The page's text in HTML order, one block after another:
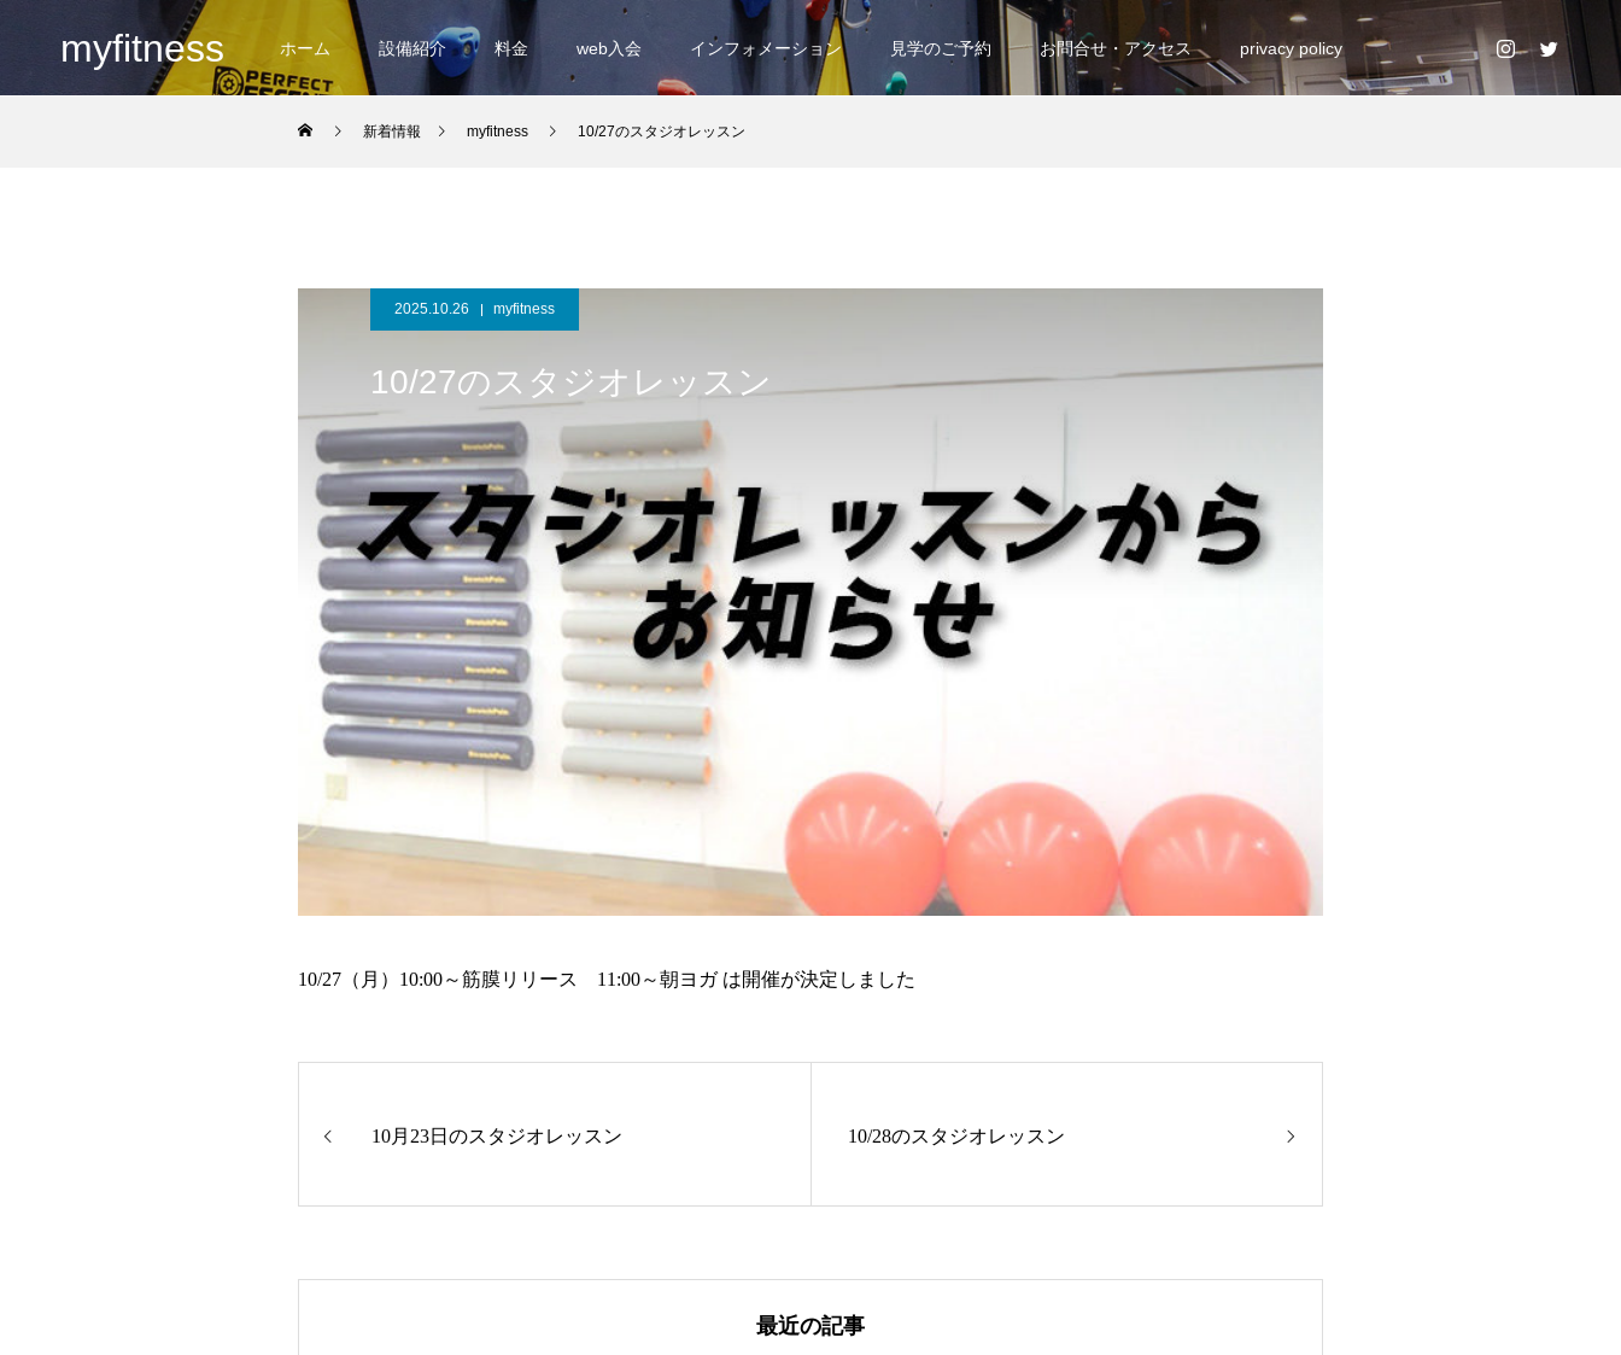
myfitness ホーム 設備紹介 料金 web入会 インフォメーション 見学のご予約 お問合せ・アクセス privacy policy
新着情報 myfitness 10/27のスタジオレッスン
2025.10.26 myfitness
10/27のスタジオレッスン
10/27（月）10:00～筋膜リリース 11:00～朝ヨガ は開催が決定しました
10月23日のスタジオレッスン 10/28のスタジオレッスン
最近の記事